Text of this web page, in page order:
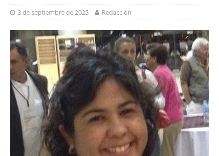
3 de septiembre de 2025 Redacción